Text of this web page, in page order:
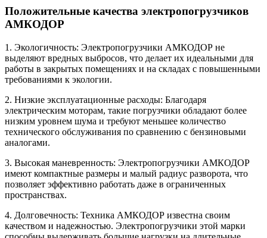
Положительные качества электропогрузчиков
АМКОДОР
1. Экологичность: Электропогрузчики АМКОДОР не
выделяют вредных выбросов, что делает их идеальными для
работы в закрытых помещениях и на складах с повышенными
требованиями к экологии.
2. Низкие эксплуатационные расходы: Благодаря
электрическим моторам, такие погрузчики обладают более
низким уровнем шума и требуют меньшее количество
технического обслуживания по сравнению с бензиновыми
аналогами.
3. Высокая маневренность: Электропогрузчики АМКОДОР
имеют компактные размеры и малый радиус разворота, что
позволяет эффективно работать даже в ограниченных
пространствах.
4. Долговечность: Техника АМКОДОР известна своим
качеством и надежностью. Электропогрузчики этой марки